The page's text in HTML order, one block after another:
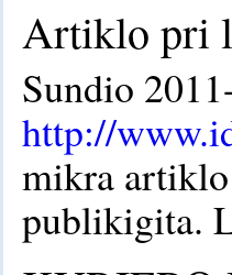
Artiklo pri
Sundio
http://
mikra
publikigita.